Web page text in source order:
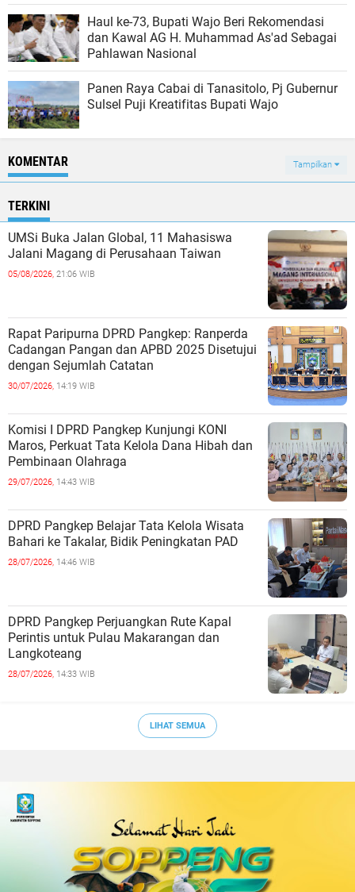
Haul ke-73, Bupati Wajo Beri Rekomendasi
dan Kawal AG H. Muhammad As'ad Sebagai
Pahlawan Nasional
Panen Raya Cabai di Tanasitolo, Pj Gubernur
Sulsel Puji Kreatifitas Bupati Wajo
KOMENTAR Tampilkan
TERKINI
UMSi Buka Jalan Global, 11 Mahasiswa
Jalani Magang di Perusahaan Taiwan
05/08/2026, 21:06 WIB
Rapat Paripurna DPRD Pangkep: Ranperda
Cadangan Pangan dan APBD 2025 Disetujui
dengan Sejumlah Catatan
30/07/2026, 14:19 WIB
Komisi I DPRD Pangkep Kunjungi KONI
Maros, Perkuat Tata Kelola Dana Hibah dan
Pembinaan Olahraga
29/07/2026, 14:43 WIB
DPRD Pangkep Belajar Tata Kelola Wisata
Bahari ke Takalar, Bidik Peningkatan PAD
28/07/2026, 14:46 WIB
DPRD Pangkep Perjuangkan Rute Kapal
Perintis untuk Pulau Makarangan dan
Langkoteang
28/07/2026, 14:33 WIB
LIHAT SEMUA